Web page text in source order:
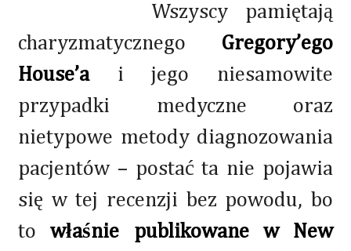
Wszyscy pamiętają
charyzmatycznego Gregory’ego
House’ai jego niesamowite
przypadki medyczne oraz
nietypowe metody diagnozowania
pacjentów – postać ta nie pojawia
się w tej recenzji bez powodu, bo
towłaśnie publikowane w New